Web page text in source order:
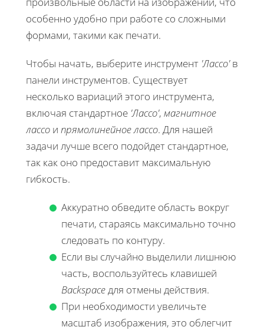
особенно удобно при работе со сложными
формами, такими как печати.
Чтобы начать, выберите инструмент 'Лассо'в
панели инструментов. Существует
несколько вариаций этого инструмента,
включая стандартное 'Лассо', магнитное
лассо и прямолинейное лассо. Для нашей
задачи лучше всего подойдет стандартное,
так как оно предоставит максимальную
гибкость.
Аккуратно обведите область вокруг
печати, стараясь максимально точно
следовать по контуру.
Если вы случайно выделили лишнюю
часть, воспользуйтесь клавишей
Backspaceдля отмены действия.
При необходимости увеличьте
масштаб изображения, это облегчит